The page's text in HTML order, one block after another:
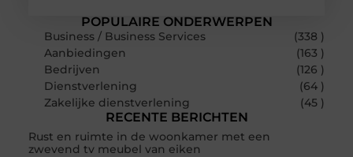
POPULAIRE ONDERWERPEN
Business / Business Services
(338 )
Aanbiedingen
(163 )
Bedrijven
(126 )
Dienstverlening
(64 )
Zakelijke dienstverlening
(45 )
RECENTE BERICHTEN
Rust en ruimte in de woonkamer met een
zwevend tv meubel van eiken